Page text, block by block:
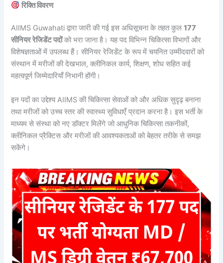
रिक्ति विवरण
AIIMS Guwahati द्वारा जारी की गई इस अधिसूचना के तहत कुल177
सीनियर रेजिडेंट पदोंको भरा जाना है। यह पद विभिन्न चिकित्सा विभागों और
विशेषज्ञताओं में उपलब्ध हैं। सीनियर रेजिडेंट के रूप में चयनित उम्मीदवारों को
संस्थान में मरीजों की देखभाल, क्लीनिकल कार्य, शिक्षण, शोध सहित कई
महत्वपूर्ण जिम्मेदारियाँ निभानी होंगी।
इन पदों का उद्देश्य AIIMS की चिकित्सा सेवाओं को और अधिक सुदृढ़ बनाना
तथा मरीजों को उच्च स्तर की स्वास्थ्य सुविधाएँ प्रदान करना है। इस भर्ती के
माध्यम से संस्था को नए डॉक्टर मिलेंगे जो आधुनिक चिकित्सा तकनीकों,
क्लीनिकल प्रैक्टिस और मरीजों की आवश्यकताओं को बेहतर तरीके से समझ
सकेंगे।